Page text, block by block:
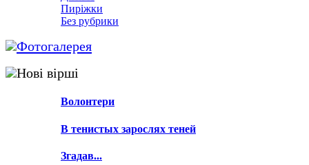
Пиріжки
Без рубрики
Фотогалерея
Нові вірші
Волонтери
В тенистых зарослях теней
Згадав...